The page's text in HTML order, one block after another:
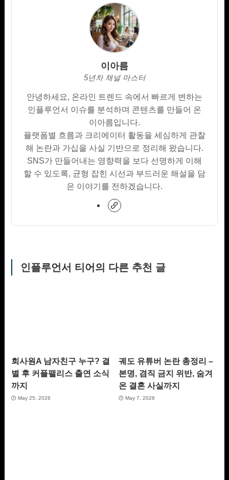
이아름
5년차 채널 마스터
안녕하세요, 온라인 트렌드 속에서 빠르게 변하는
인플루언서 이슈를 분석하며 콘텐츠를 만들어 온
이아름입니다.
플랫폼별 흐름과 크리에이터 활동을 세심하게 관찰
해 논란과 가십을 사실 기반으로 정리해 왔습니다.
SNS가 만들어내는 영향력을 보다 선명하게 이해
할 수 있도록, 균형 잡힌 시선과 부드러운 해설을 담
은 이야기를 전하겠습니다.
인플루언서 티어의 다른 추천 글
회사원A 남자친구 누구? 결
별 후 커플팰리스 출연 소식
까지
May 25, 2026
궤도 유튜버 논란 총정리 –
본명, 겸직 금지 위반, 숨겨
온 결혼 사실까지
May 7, 2026